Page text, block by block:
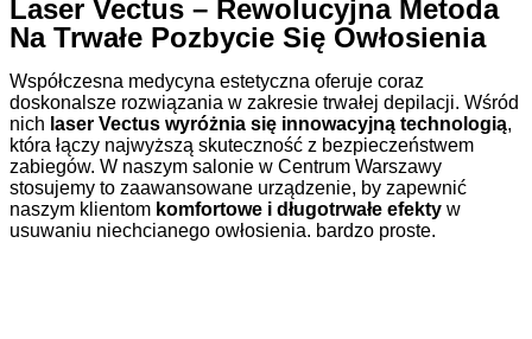
Laser Vectus – Rewolucyjna Metoda
Na Trwałe Pozbycie Się Owłosienia
Współczesna medycyna estetyczna oferuje coraz
doskonalsze rozwiązania w zakresie trwałej depilacji. Wśród
nich laser Vectus wyróżnia się innowacyjną technologią,
która łączy najwyższą skuteczność z bezpieczeństwem
zabiegów. W naszym salonie w Centrum Warszawy
stosujemy to zaawansowane urządzenie, by zapewnić
naszym klientom komfortowe i długotrwałe efekty w
usuwaniu niechcianego owłosienia. bardzo proste.